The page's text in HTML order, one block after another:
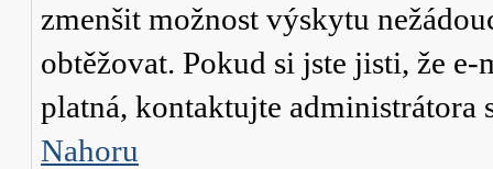
zmenšit možnost výskytu
obtěžovat. Pokud si jste jisti, že
platná, kontaktujte administrátora
Nahoru